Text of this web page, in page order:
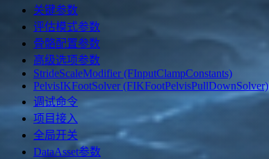
关键参数
评估模式参数
骨骼配置参数
高级选项参数
StrideScaleModifier (FInputClampConstants)
PelvisIKFootSolver (FIKFootPelvisPullDownSolver)
调试命令
项目接入
全局开关
DataAsset参数